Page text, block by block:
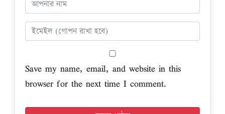
Save my name, email, and website in this
browser for the next time I comment.